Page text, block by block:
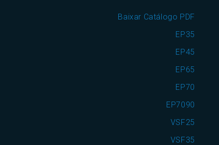
Baixar Catálogo PDF
EP35
EP45
EP65
EP70
EP7090
VSF25
VSF35